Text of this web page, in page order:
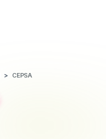
CEPSA